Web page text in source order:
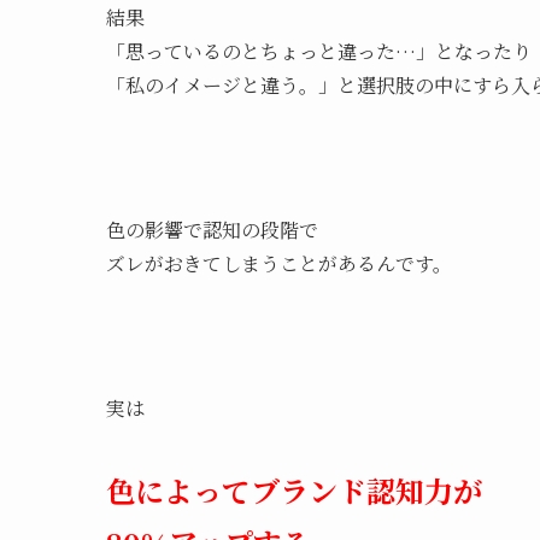
結果
「思っているのとちょっと違った…」となったり
「私のイメージと違う。」と選択肢の中にすら入
色の影響で認知の段階で
ズレがおきてしまうことがあるんです。
実は
色によってブランド認知力が